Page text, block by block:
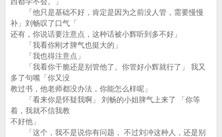
「他只是基础不好，肯定是因为之前没人管，需要慢慢
补」刘畅叹了口气「
还有，你说话要注意点，这种话被小辉听到多不好」
「我看你刚才脾气也挺大的」
「我也得注意点」
「我看你干脆还是别管他了。你管好小辉就行了」 我又
多了句嘴「你又没
教过书，他老师都没办法，你能怎么样呢」
「看来你是怀疑我啊」 刘畅的小姐脾气上来了 「你等
着，我就不信我教
不好他」
「这个，我不是说你有问题， 不过刘冲这种人，还是别